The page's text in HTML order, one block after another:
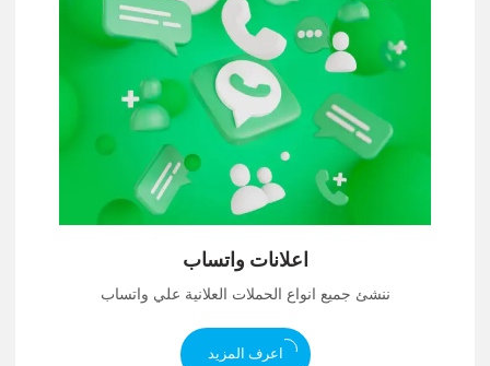
اعلانات واتساب
ننشئ جميع انواع الحملات العلانية علي واتساب
اعرف المزيد